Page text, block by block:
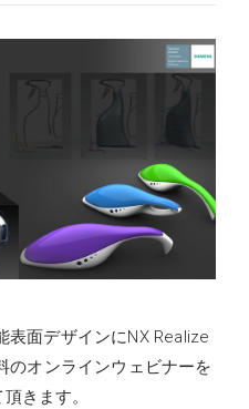
表面デザインにNX Realize
のオンラインウェビナーを
きます。